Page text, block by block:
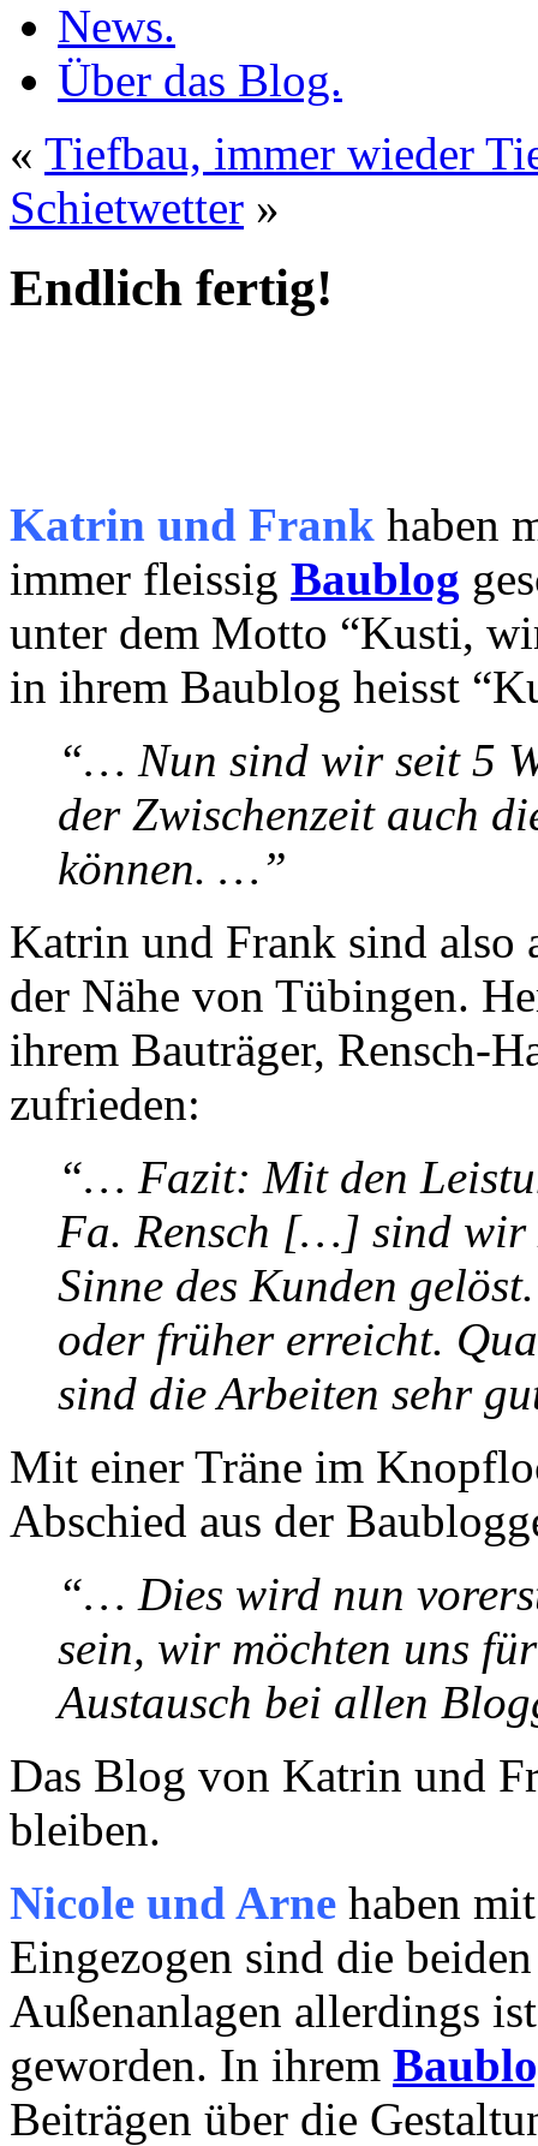
News.
Über das Blog.
« Tiefbau, immer wieder
Schietwetter »
Endlich fertig!
Katrin und Frank haben
immer fleissig Baublog
unter dem Motto “Kusti,
in ihrem Baublog heisst
“… Nun sind wir seit 5
der Zwischenzeit auch
können. …”
Katrin und Frank sind also
der Nähe von Tübingen.
ihrem Bauträger, Rensch-
zufrieden:
“… Fazit: Mit den
Fa. Rensch […] sind wir
Sinne des Kunden
oder früher erreicht.
sind die Arbeiten sehr
Mit einer Träne im
Abschied aus der
“… Dies wird nun
sein, wir möchten uns
Austausch bei allen
Das Blog von Katrin und
bleiben.
Nicole und Arne haben
Eingezogen sind die
Außenanlagen allerdings
geworden. In ihrem
Beiträgen über die